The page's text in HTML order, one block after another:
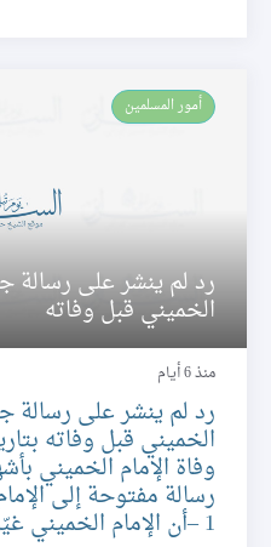
أمور المسلمين
رد لم ينشر على رسالة
الخميني قبل وفاته
منذ 6 أيام
رد لم ينشر على رسالة
وفاة الإمام الخميني
رسالة مفتوحة إلى
1 –أن الإمام الخميني غيّر نهجه